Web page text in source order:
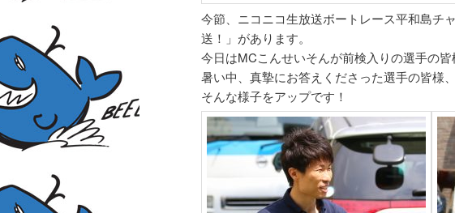
今節、ニコニコ生放送ボートレース平和島チ
送！」があります。
今日はMCこんせいそんが前検入りの選手の
暑い中、真摯にお答えくださった選手の皆様
そんな様子をアップです！